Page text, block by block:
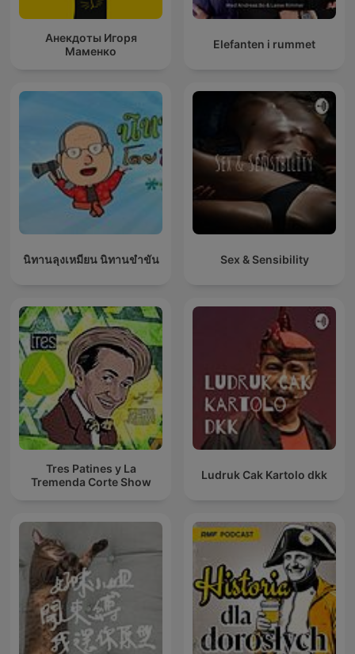
Анекдоты Игоря
Маменко
Elefanten i rummet
นิทานลุงเหมียน นิทานขำขัน Sex & Sensibility
Tres Patines y La
Tremenda Corte Show
Ludruk Cak Kartolo dkk